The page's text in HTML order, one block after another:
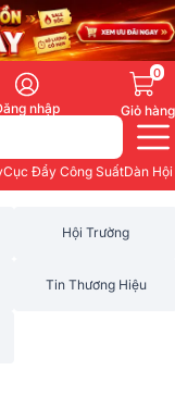
nhập
0
Giỏ hàng
Cục Đẩy Công SuấtDàn
Hội Trường
Tin Thương Hiệu